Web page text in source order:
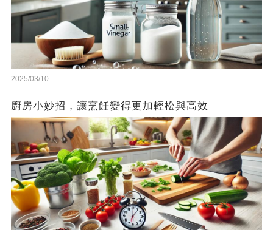
2025/03/10
廚房小妙招，讓烹飪變得更加輕松與高效